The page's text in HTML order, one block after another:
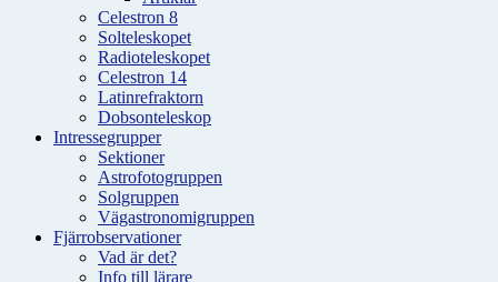
Celestron 8
Solteleskopet
Radioteleskopet
Celestron 14
Latinrefraktorn
Dobsonteleskop
Intressegrupper
Sektioner
Astrofotogruppen
Solgruppen
Vägastronomigruppen
Fjärrobservationer
Vad är det?
Info till lärare